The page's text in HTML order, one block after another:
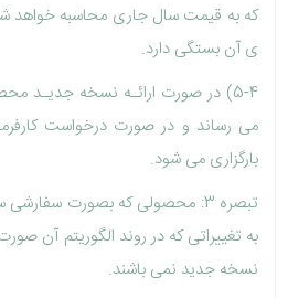
که به قیمت سال جاری محاسبه خواهد
ی آن بستگی دارد.
5-4) در صورت ارائـه نسخه جدیـد
می رساند و در صورت درخواست
بارگزاری می شود.
تبصره 3: محصولی که بصورت
به تغییراتی که در روند الگوریتم آن
نسخه جدید نمی باشند.